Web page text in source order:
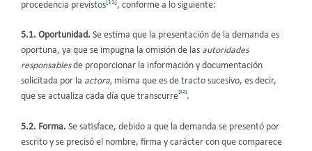
procedencia previstos [11] , conforme a lo siguiente:
5.1. Oportunidad. Se estima que la presentación de la demanda es
oportuna, ya que se impugna la omisión de las autoridades
responsablesde proporcionar la información y documentación
solicitada por la actora, misma que es de tracto sucesivo, es decir,
que se actualiza cada día que transcurre
[12]
.
5.2. Forma. Se satisface, debido a que la demanda se presentó por
escrito y se precisó el nombre, firma y carácter con que comparece